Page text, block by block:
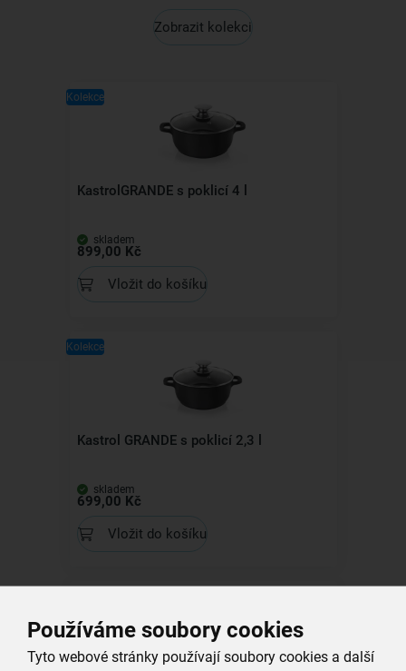
Používáme soubory cookies
Tyto webové stránky používají soubory cookies a další
Zobrazit kolekci
Kolekce
KastrolGRANDE s poklicí 4 l
skladem
899,00 Kč
Vložit do košíku
Kolekce
Kastrol GRANDE s poklicí 2,3 l
skladem
699,00 Kč
Vložit do košíku